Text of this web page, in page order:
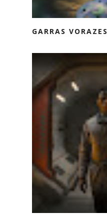
GARRAS VORAZES